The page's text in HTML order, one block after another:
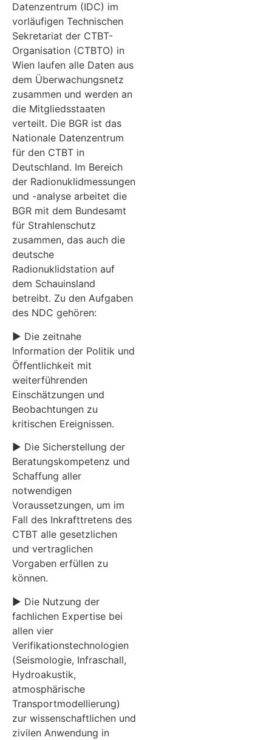
Datenzentrum (IDC) im
vorläufigen Technischen
Sekretariat der CTBT-
Organisation (CTBTO) in
Wien laufen alle Daten aus
dem Überwachungsnetz
zusammen und werden an
die Mitgliedsstaaten
verteilt. Die BGR ist das
Nationale Datenzentrum
für den CTBT in
Deutschland. Im Bereich
der Radionuklidmessungen
und -analyse arbeitet die
BGR mit dem Bundesamt
für Strahlenschutz
zusammen, das auch die
deutsche
Radionuklidstation auf
dem Schauinsland
betreibt. Zu den Aufgaben
des NDC gehören:
► Die zeitnahe
Information der Politik und
Öffentlichkeit mit
weiterführenden
Einschätzungen und
Beobachtungen zu
kritischen Ereignissen.
► Die Sicherstellung der
Beratungskompetenz und
Schaffung aller
notwendigen
Voraussetzungen, um im
Fall des Inkrafttretens des
CTBT alle gesetzlichen
und vertraglichen
Vorgaben erfüllen zu
können.
► Die Nutzung der
fachlichen Expertise bei
allen vier
Verifikationstechnologien
(Seismologie, Infraschall,
Hydroakustik,
atmosphärische
Transportmodellierung)
zur wissenschaftlichen und
zivilen Anwendung in